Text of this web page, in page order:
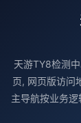
天游TY8检测
页, 网页版访问
主导航按业务